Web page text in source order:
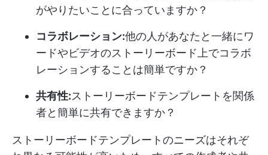
がやりたいことに合っていますか？
コラボレーション:他の人があなたと一緒にワ
ードやビデオのストーリーボード上でコラボ
レーションすることは簡単ですか？
共有性:ストーリーボードテンプレートを関係
者と簡単に共有できますか？
ストーリーボードテンプレートのニーズはそれぞ